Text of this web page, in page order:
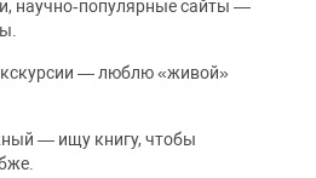
научно‑популярные сайты —
— люблю «живой»
— ищу книгу, чтобы